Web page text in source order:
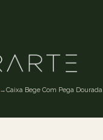
→Caixa Bege Com Pega Dourada